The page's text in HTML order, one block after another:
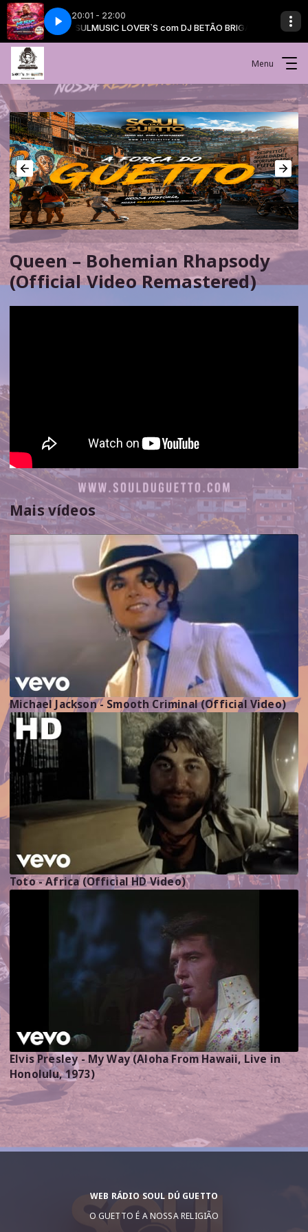
20:01 - 22:00
BRIGADA SUL MUSIC LOVER`S com DJ BETÃO BRIGADA SUL
Menu
Queen – Bohemian Rhapsody
(Official Video Remastered)
Mais vídeos
Michael Jackson - Smooth Criminal (Official Video)
Toto - Africa (Official HD Video)
Elvis Presley - My Way (Aloha From Hawaii, Live in
Honolulu, 1973)
WEB RÁDIO SOUL DÚ GUETTO
O GUETTO É A NOSSA RELIGIÃO